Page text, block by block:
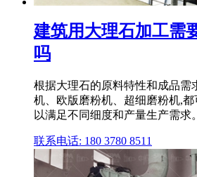
建筑用大理石加工需
吗
根据大理石的原料特性和成品需
机、欧版磨粉机、超细磨粉机,
以满足不同细度和产量生产需求。
联系电话: 180 3780 8511